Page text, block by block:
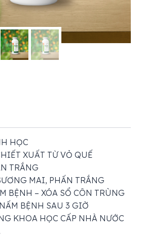
HỌC
XUẤT TỪ VỎ QUẾ
TRẮNG
MAI, PHẤN TRẮNG
BỆNH – XÓA SỔ CÔN TRÙNG
BỆNH SAU 3 GIỜ
KHOA HỌC CẤP NHÀ NƯỚC